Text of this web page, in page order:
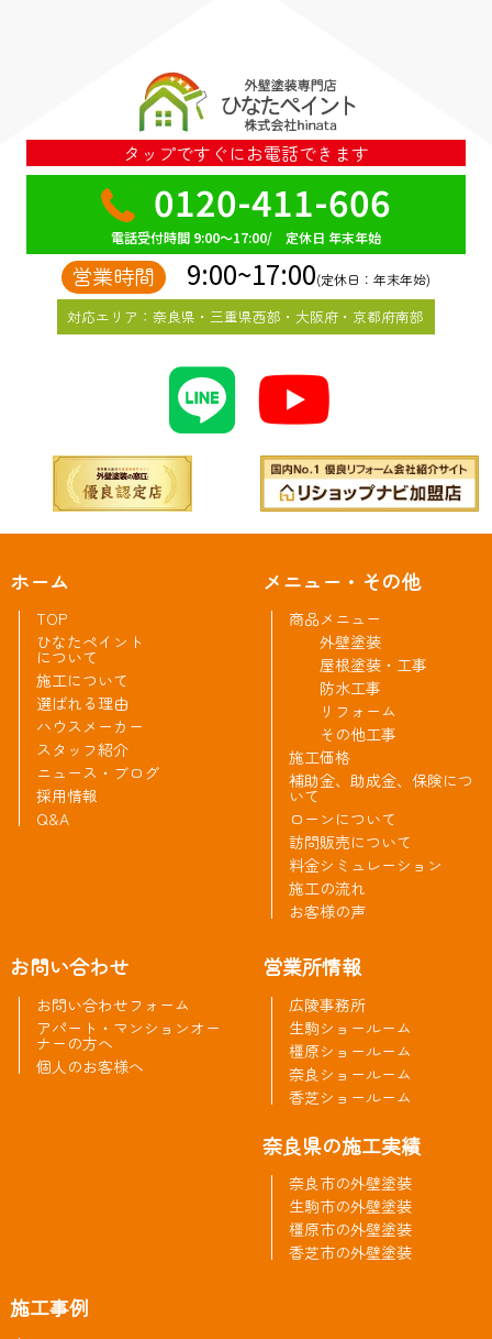
タップですぐにお電話できます
0120-411-606
電話受付時間 9:00～17:00/ 定休日 年末年始
営業時間 9:00~17:00(定休日：年末年始)
対応エリア：奈良県・三重県西部・大阪府・京都府南部
ホーム
TOP
ひなたペイント
について
施工について
選ばれる理由
ハウスメーカー
スタッフ紹介
ニュース・ブログ
採用情報
Q&A
メニュー・その他
商品メニュー
外壁塗装
屋根塗装・工事
防水工事
リフォーム
その他工事
施工価格
補助金、助成金、保険につ
いて
ローンについて
訪問販売について
料金シミュレーション
施工の流れ
お客様の声
お問い合わせ
お問い合わせフォーム
アパート・マンションオー
ナーの方へ
個人のお客様へ
営業所情報
広陵事務所
生駒ショールーム
橿原ショールーム
奈良ショールーム
香芝ショールーム
奈良県の施工実績
奈良市の外壁塗装
生駒市の外壁塗装
橿原市の外壁塗装
香芝市の外壁塗装
施工事例